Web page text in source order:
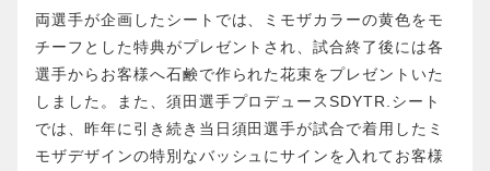
両選手が企画したシートでは、ミモザカラーの黄色をモ
チーフとした特典がプレゼントされ、試合終了後には各
選手からお客様へ石鹸で作られた花束をプレゼントいた
しました。また、須田選手プロデュースSDYTR.シート
では、昨年に引き続き当日須田選手が試合で着用したミ
モザデザインの特別なバッシュにサインを入れてお客様